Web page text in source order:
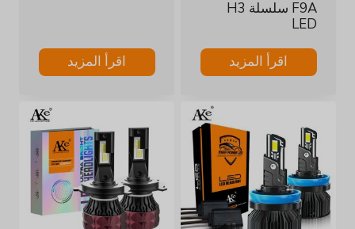
F9A سلسلة H3
LED
اقرأ المزيد اقرأ المزيد